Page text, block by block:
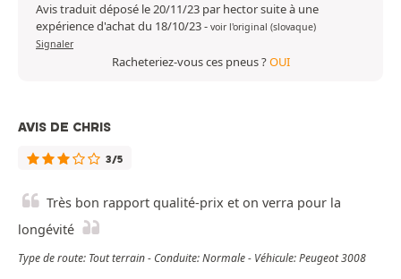
Avis traduit déposé le 20/11/23 par hector suite à une
expérience d'achat du 18/10/23- voir l'original (slovaque)
Signaler
Racheteriez-vous ces pneus ?OUI
AVIS DE CHRIS
3/5
Très bon rapport qualité-prix et on verra pour la
longévité
Type de route: Tout terrain - Conduite: Normale - Véhicule: Peugeot 3008